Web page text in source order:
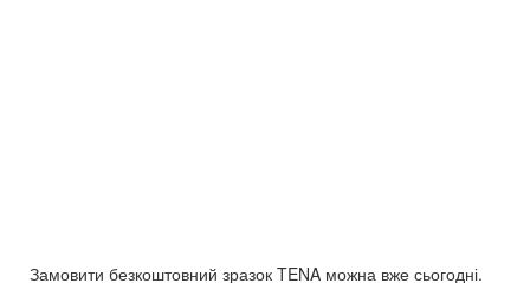
Замовити безкоштовний зразок TENA можна вже сьогодні.